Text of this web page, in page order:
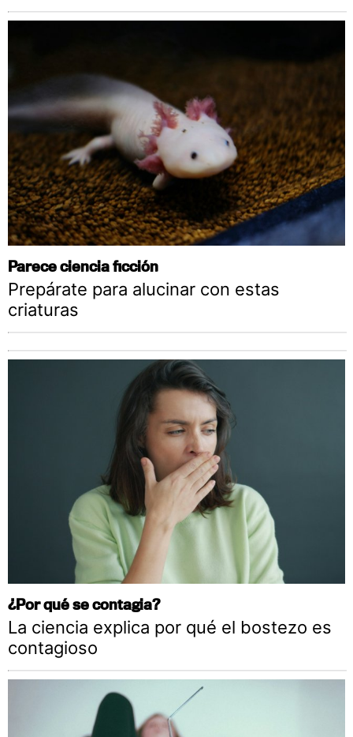
Parece ciencia ficción
Prepárate para alucinar con estas
criaturas
¿Por qué se contagia?
La ciencia explica por qué el bostezo es
contagioso